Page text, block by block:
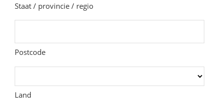
Staat / provincie / regio
Postcode
Land